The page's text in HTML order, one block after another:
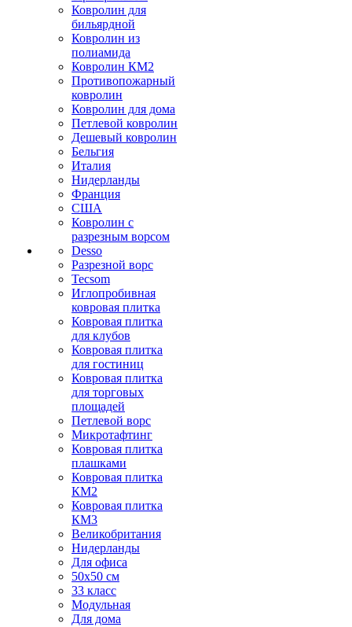
Ковролин для
бильярдной
Ковролин из
полиамида
Ковролин КМ2
Противопожарный
ковролин
Ковролин для дома
Петлевой ковролин
Дешевый ковролин
Бельгия
Италия
Нидерланды
Франция
США
Ковролин с
разрезным ворсом
Desso
Разрезной ворс
Tecsom
Иглопробивная
ковровая плитка
Ковровая плитка
для клубов
Ковровая плитка
для гостиниц
Ковровая плитка
для торговых
площадей
Петлевой ворс
Микротафтинг
Ковровая плитка
плашками
Ковровая плитка
КМ2
Ковровая плитка
КМ3
Великобритания
Нидерланды
Для офиса
50х50 см
33 класс
Модульная
Для дома